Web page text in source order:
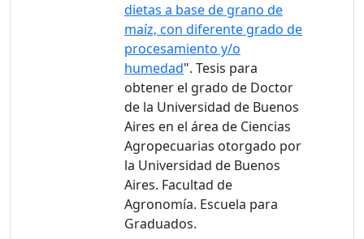
dietas a base de grano de
maíz, con diferente grado de
procesamiento y/o
humedad". Tesis para
obtener el grado de Doctor
de la Universidad de Buenos
Aires en el área de Ciencias
Agropecuarias otorgado por
la Universidad de Buenos
Aires. Facultad de
Agronomía. Escuela para
Graduados.